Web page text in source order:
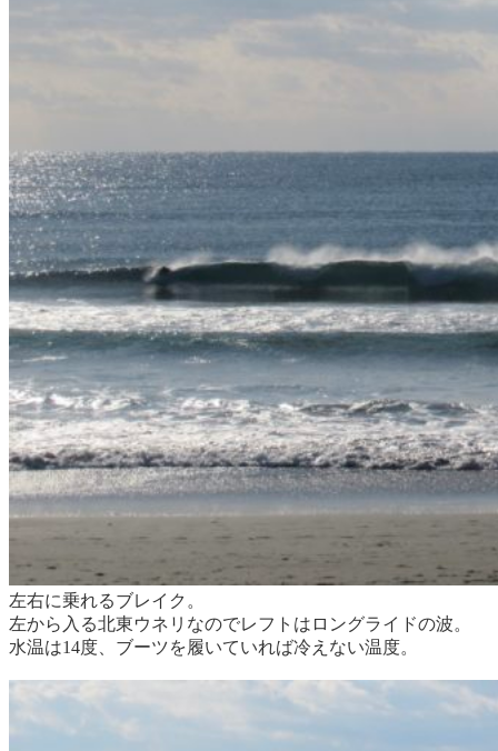
左右に乗れるブレイク。
左から入る北東ウネリなのでレフトはロングライドの波。
水温は14度、ブーツを履いていれば冷えない温度。